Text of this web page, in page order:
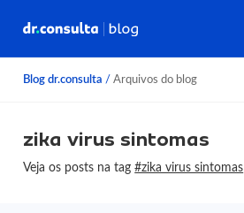
Blog dr.consulta / Arquivos do blog
zika virus sintomas
Veja os posts na tag#zika virus sintomas